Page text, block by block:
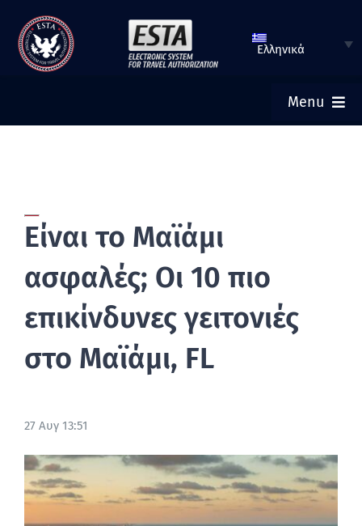
Μετάβαση
στο
περιεχόμενο
Ελληνικά
Menu
ΔΕΙΤΕ ΤΗΝ ΚΑΤΑΣΤΑΣΗ ΤΗΣ ESTA
ΤΟΥΡΙΣΤΙΚΗ ΒΙΖΑ
ΣΥΧΝΈΣ ΕΡΩΤΉΣΕΙΣ
Είναι το Μαϊάμι
ασφαλές; Οι 10 πιο
επικίνδυνες γειτονιές
στο Μαϊάμι, FL
27 Αυγ 13:51